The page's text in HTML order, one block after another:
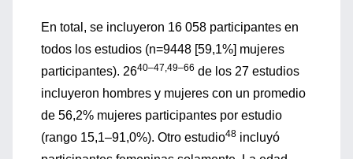
En total, se incluyeron 16 058 participantes en
todos los estudios (n=9448 [59,1%] mujeres
participantes). 2640–47,49–66 de los 27 estudios
incluyeron hombres y mujeres con un promedio
de 56,2% mujeres participantes por estudio
(rango 15,1–91,0%). Otro estudio48 incluyó